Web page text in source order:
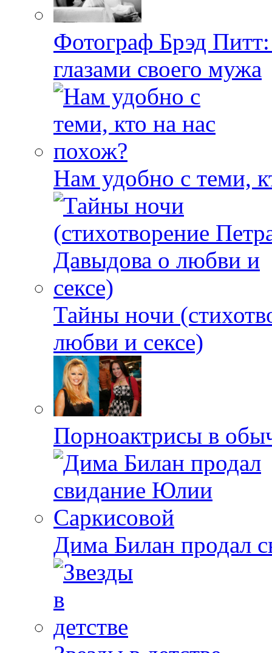
Фотограф Брэд
глазами своего мужа
Нам удобно с теми,
Тайны ночи
любви и сексе)
Порноактрисы в
Дима Билан продал